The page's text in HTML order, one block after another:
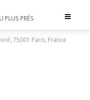
Toggle
PLUS PRÈS
75001 Paris, France